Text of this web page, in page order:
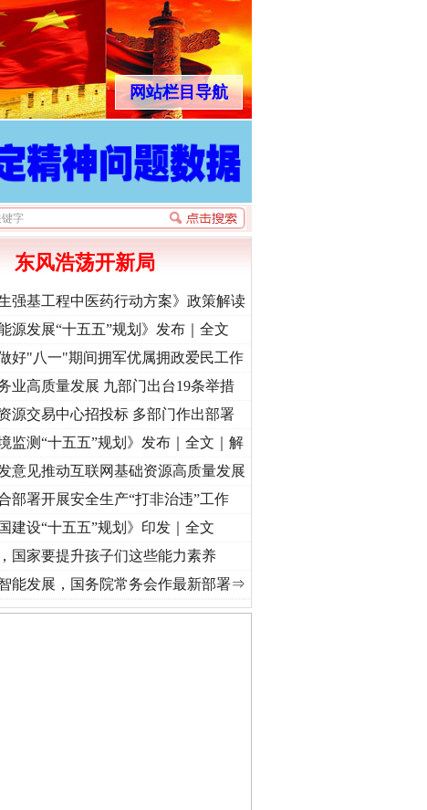
网站栏目导航
牢记初心使命 奋进复兴征程丨“转折之城”激荡..
东风浩荡开新局
强基工程中医药行动方案》政策解读
源发展“十五五”规划》发布｜全文
好"八一"期间拥军优属拥政爱民工作
业高质量发展 九部门出台19条举措
源交易中心招投标 多部门作出部署
监测“十五五”规划》发布｜全文｜解
意见推动互联网基础资源高质量发展
部署开展安全生产“打非治违”工作
建设“十五五”规划》印发｜全文
国家要提升孩子们这些能力素养
能发展，国务院常务会作最新部署⇒